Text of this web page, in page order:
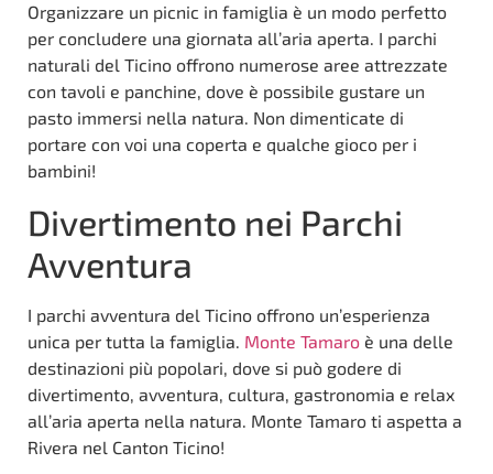
Organizzare un picnic in famiglia è un modo perfetto
per concludere una giornata all’aria aperta. I parchi
naturali del Ticino offrono numerose aree attrezzate
con tavoli e panchine, dove è possibile gustare un
pasto immersi nella natura. Non dimenticate di
portare con voi una coperta e qualche gioco per i
bambini!
Divertimento nei Parchi
Avventura
I parchi avventura del Ticino offrono un’esperienza
unica per tutta la famiglia. Monte Tamaro è una delle
destinazioni più popolari, dove si può godere di
divertimento, avventura, cultura, gastronomia e relax
all’aria aperta nella natura. Monte Tamaro ti aspetta a
Rivera nel Canton Ticino!